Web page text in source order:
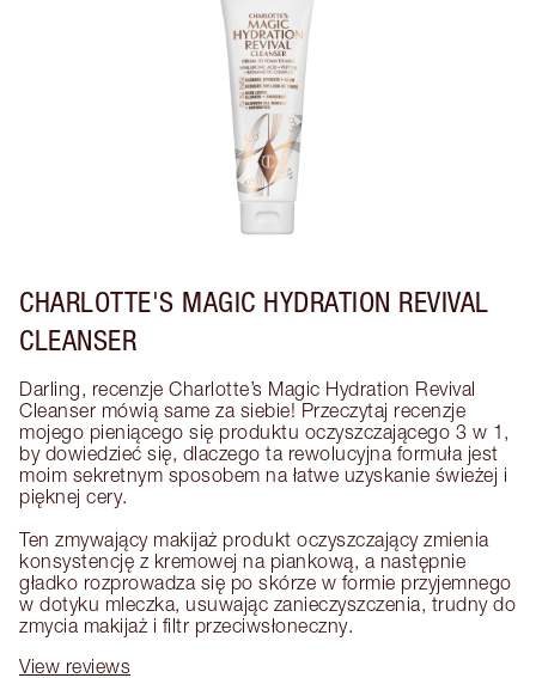
CHARLOTTE'S MAGIC HYDRATION REVIVAL
CLEANSER
Darling, recenzje Charlotte’s Magic Hydration Revival
Cleanser mówią same za siebie! Przeczytaj recenzje
mojego pieniącego się produktu oczyszczającego 3 w 1,
by dowiedzieć się, dlaczego ta rewolucyjna formuła jest
moim sekretnym sposobem na łatwe uzyskanie świeżej i
pięknej cery.
Ten zmywający makijaż produkt oczyszczający zmienia
konsystencję z kremowej na piankową, a następnie
gładko rozprowadza się po skórze w formie przyjemnego
w dotyku mleczka, usuwając zanieczyszczenia, trudny do
zmycia makijaż i filtr przeciwsłoneczny.
View reviews